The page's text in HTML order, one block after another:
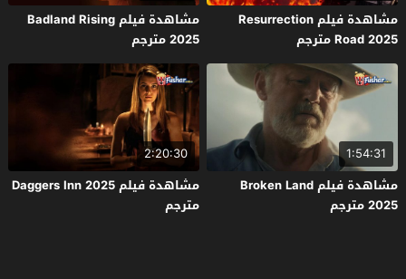
مشاهدة فيلم Resurrection
Road 2025 مترجم
مشاهدة فيلم Badland Rising
2025 مترجم
1:54:31
مشاهدة فيلم Broken Land
2025 مترجم
2:20:30
مشاهدة فيلم Daggers Inn 2025
مترجم